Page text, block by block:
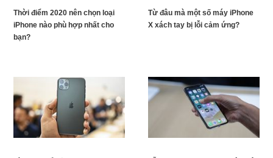
Thời điểm 2020 nên chọn loại
iPhone nào phù hợp nhất cho
bạn?
Từ đâu mà một số máy iPhone
X xách tay bị lỗi cảm ứng?